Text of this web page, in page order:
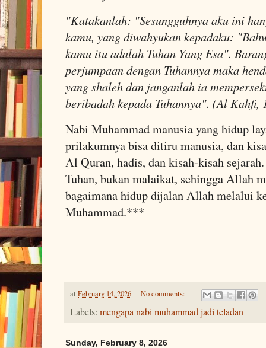
"Katakanlah: "Sesungguhnya aku ini
kamu, yang diwahyukan kepadaku:
kamu itu adalah Tuhan Yang Esa".
perjumpaan dengan Tuhannya maka
yang shaleh dan janganlah ia
beribadah kepada Tuhannya". (Al Kahfi,
Nabi Muhammad manusia yang hidup
prilakumnya bisa ditiru manusia, dan
Al Quran, hadis, dan kisah-kisah
Tuhan, bukan malaikat, sehingga Allah
bagaimana hidup dijalan Allah melalui
Muhammad.***
at February 14, 2026 No comments:
Labels: mengapa nabi muhammad jadi teladan
Sunday, February 8, 2026